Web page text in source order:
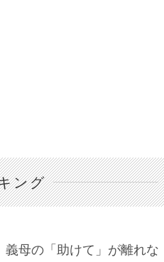
ング
義母の「助けて」が離れな